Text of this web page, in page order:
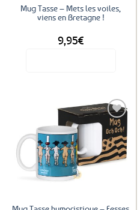
Mug Tasse – Mets les voiles,
viens en Bretagne !
9,95€
Ajouter
aux
favoris